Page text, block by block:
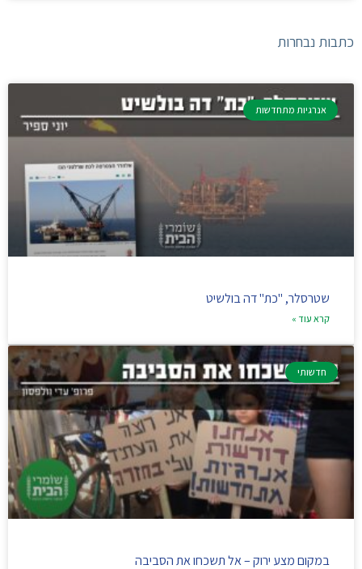
כתבות נבחרות
אנרגיות מתחדשות
שטרסלר, "כת" דה בולשיט
קרא עוד »
חדשותי
במקום מצע ירוק – אל תשכחו את הסביבה